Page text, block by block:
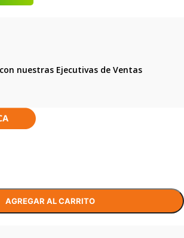
nuestras Ejecutivas de Ventas
AGREGAR AL CARRITO